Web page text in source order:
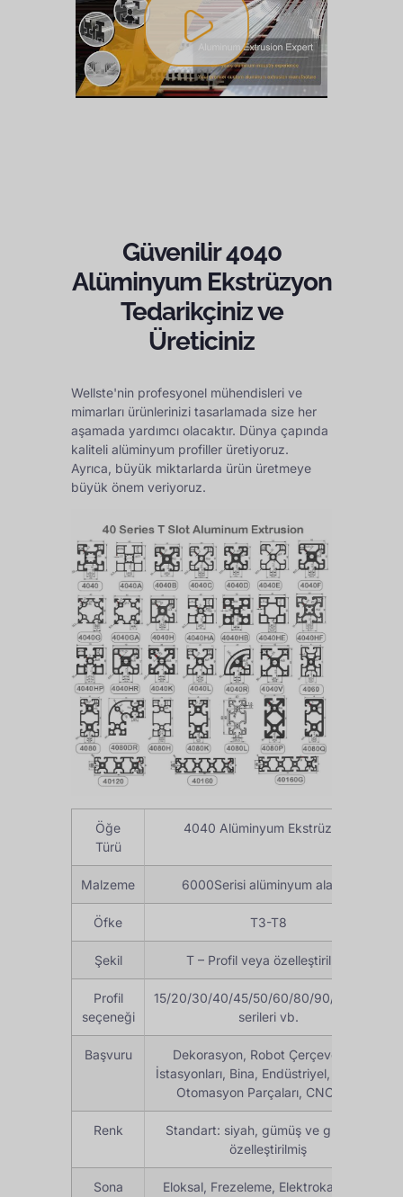
Güvenilir 4040
Alüminyum Ekstrüzyon
Tedarikçiniz ve
Üreticiniz
Wellste'nin profesyonel mühendisleri ve
mimarları ürünlerinizi tasarlamada size her
aşamada yardımcı olacaktır. Dünya çapında
kaliteli alüminyum profiller üretiyoruz.
Ayrıca, büyük miktarlarda ürün üretmeye
büyük önem veriyoruz.
Öğe
Türü
4040 Alüminyum Ekstrüzyon
Malzeme 6000Serisi alüminyum alaşımı
Öfke T3-T8
Şekil T – Profil veya özelleştirilmiş
Profil
seçeneği
15/20/30/40/45/50/60/80/90/100/160
serileri vb.
Başvuru
Dekorasyon, Robot Çerçevesi, İş
İstasyonları, Bina, Endüstriyel, Makine,
Otomasyon Parçaları, CNC, vb.
Renk
Standart: siyah, gümüş ve gri veya
özelleştirilmiş
Sona
Eloksal, Frezeleme, Elektrokaplama,